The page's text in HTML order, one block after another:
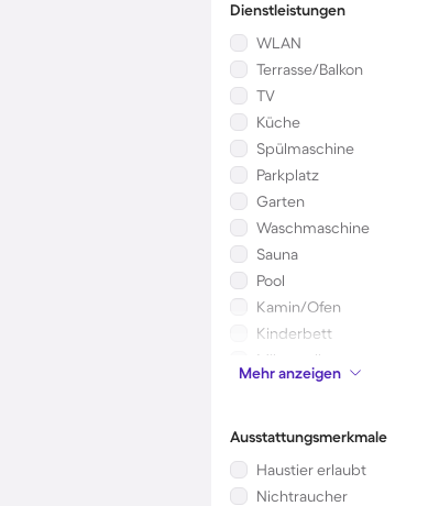
Dienstleistungen
WLAN
Terrasse/Balkon
TV
Küche
Spülmaschine
Parkplatz
Garten
Waschmaschine
Sauna
Pool
Kamin/Ofen
Kinderbett
Mikrowelle
Klimaanlage
Mehr anzeigen
Ausstattungsmerkmale
Haustier erlaubt
Nichtraucher